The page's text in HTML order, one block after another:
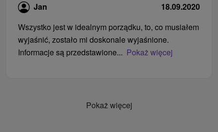
Jan
18.09.2020
Wszystko jest w idealnym porządku, to, co musiałem
wyjaśnić, zostało mi doskonale wyjaśnione.
Informacje są przedstawione... Pokaż więcej
Pokaż więcej